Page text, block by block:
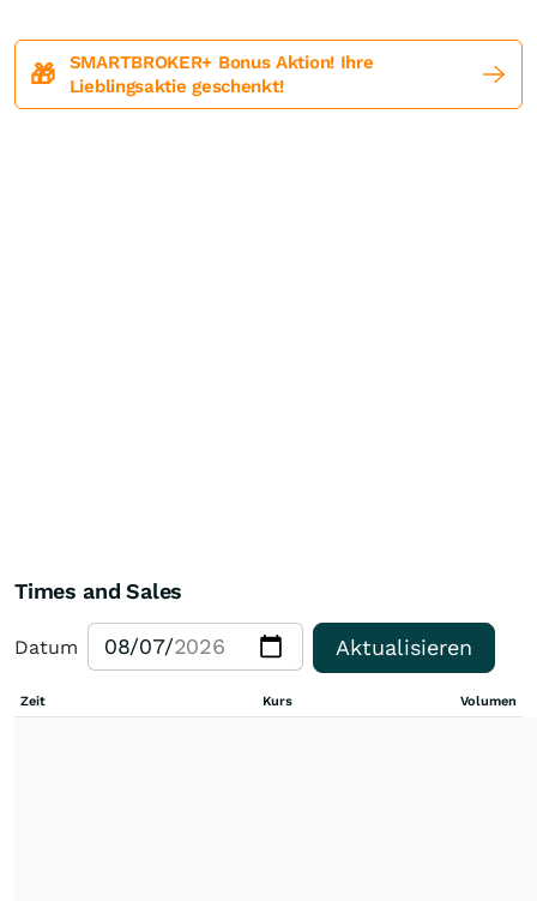
🎁
SMARTBROKER+ Bonus Aktion! Ihre
Lieblingsaktie geschenkt!
Times and Sales
Datum Aktualisieren
Zeit Kurs Volumen